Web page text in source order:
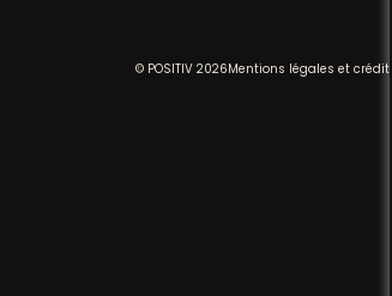
© POSITIV 2026Mentions légales et crédits